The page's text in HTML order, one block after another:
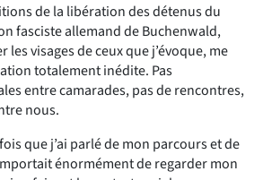
de la libération des détenus du
fasciste allemand de Buchenwald,
visages de ceux que j’évoque, me
totalement inédite. Pas
entre camarades, pas de rencontres,
nous.
que j’ai parlé de mon parcours et de
énormément de regarder mon